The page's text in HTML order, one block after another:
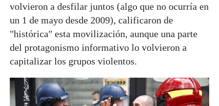
volvieron a desfilar juntos (algo que no ocurría en
un 1 de mayo desde 2009), calificaron de
"histórica" esta movilización, aunque una parte
del protagonismo informativo lo volvieron a
capitalizar los grupos violentos.